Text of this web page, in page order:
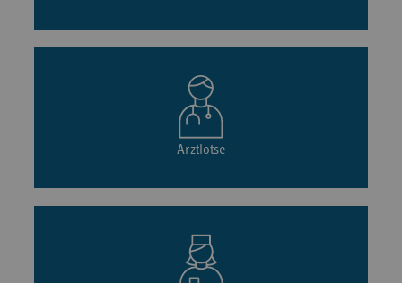
Arztlotse